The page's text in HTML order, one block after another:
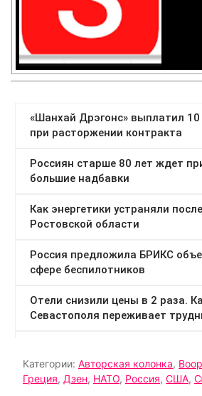
Категории: Авторская колонка,
Греция, Дзен, НАТО, Россия, США,